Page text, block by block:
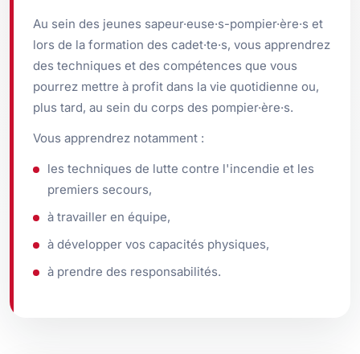
Au sein des jeunes sapeur·euse·s-pompier·ère·s et
lors de la formation des cadet·te·s, vous apprendrez
des techniques et des compétences que vous
pourrez mettre à profit dans la vie quotidienne ou,
plus tard, au sein du corps des pompier·ère·s.
Vous apprendrez notamment :
les techniques de lutte contre l'incendie et les
premiers secours,
à travailler en équipe,
à développer vos capacités physiques,
à prendre des responsabilités.